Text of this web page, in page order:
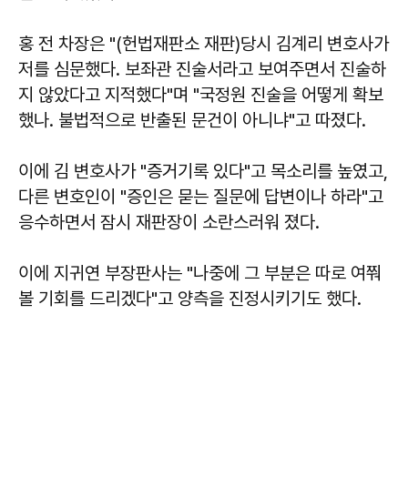
홍 전 차장은 "(헌법재판소 재판)당시 김계리 변호사가
저를 심문했다. 보좌관 진술서라고 보여주면서 진술하
지 않았다고 지적했다"며 "국정원 진술을 어떻게 확보
했나. 불법적으로 반출된 문건이 아니냐"고 따졌다.
이에 김 변호사가 "증거기록 있다"고 목소리를 높였고,
다른 변호인이 "증인은 묻는 질문에 답변이나 하라"고
응수하면서 잠시 재판장이 소란스러워 졌다.
이에 지귀연 부장판사는 "나중에 그 부분은 따로 여쭤
볼 기회를 드리겠다"고 양측을 진정시키기도 했다.